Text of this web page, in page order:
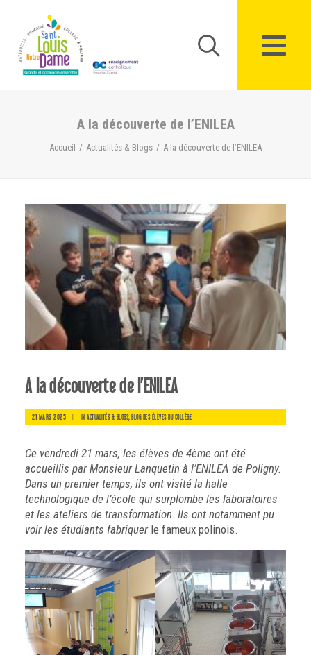
A la découverte de l’ENILEA
Accueil Actualités & Blogs A la découverte de l’ENILEA
A la découverte de l’ENILEA
21 MARS 2025 IN ACTUALITÉS & BLOGS, BLOG DES ÉLÈVES DU COLLÈGE
Ce vendredi 21 mars, les élèves de 4ème ont été
accueillis par Monsieur Lanquetin à l’ENILEA de Poligny.
Dans un premier temps, ils ont visité la halle
technologique de l’école qui surplombe les laboratoires
et les ateliers de transformation. Ils ont notamment pu
voir les étudiants fabriquerle fameux polinois.